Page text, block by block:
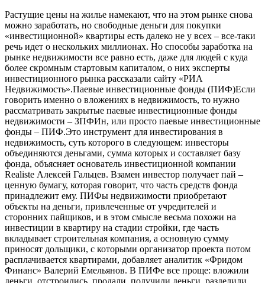
Растущие цены на жилье намекают, что на этом рынке снова
можно заработать, но свободные деньги для покупки
«инвестиционной» квартиры есть далеко не у всех – все-таки
речь идет о нескольких миллионах. Но способы заработка на
рынке недвижимости все равно есть, даже для людей с куда
более скромным стартовым капиталом, о них эксперты
инвестиционного рынка рассказали сайту «РИА
Недвижимость».Паевые инвестиционные фонды (ПИФ)Если
говорить именно о вложениях в недвижимость, то нужно
рассматривать закрытые паевые инвестиционные фонды
недвижимости – ЗПФИн, или просто паевые инвестиционные
фонды – ПИФ.Это инструмент для инвестирования в
недвижимость, суть которого в следующем: инвесторы
объединяются деньгами, сумма которых и составляет базу
фонда, объясняет основатель инвестиционной компании
Realiste Алексей Гальцев. Взамен инвестор получает пай –
ценную бумагу, которая говорит, что часть средств фонда
принадлежит ему. ПИФы недвижимости приобретают
объекты на деньги, привлеченные от учредителей и
сторонних пайщиков, и в этом смысле весьма похожи на
инвестиции в квартиру на стадии стройки, где часть
вкладывает строительная компания, а основную сумму
приносят дольщики, с которыми организатор проекта потом
расплачивается квартирами, добавляет аналитик «Фридом
Финанс» Валерий Емельянов. В ПИФе все проще: вложили
деньги, отстроились, продали, получили деньги, разделили